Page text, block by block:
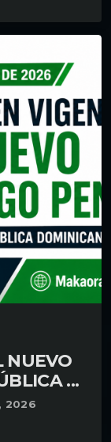
Nacional
sustraído
de
del
del
NUEVO
...
2026